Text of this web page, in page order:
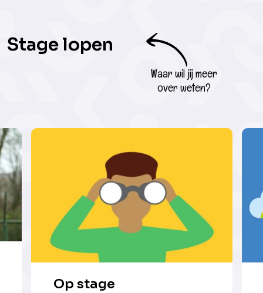
Stage lopen
Waar wil jij meer
over weten?
Op stage